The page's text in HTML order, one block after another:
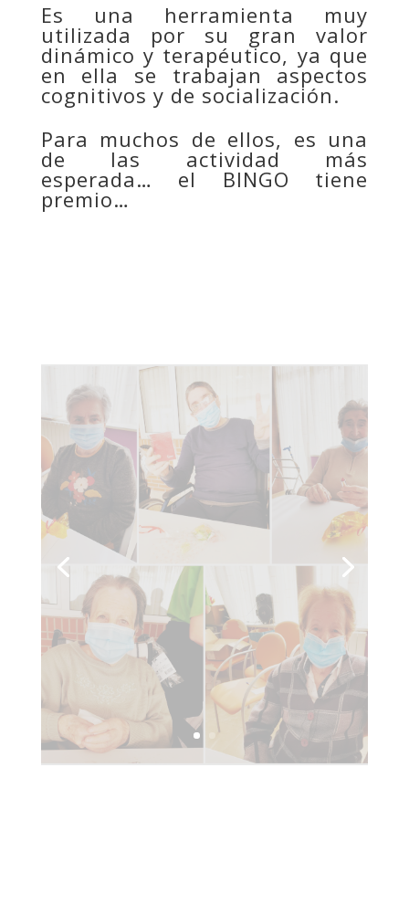
Es una herramienta muy
utilizada por su gran valor
dinámico y terapéutico, ya que
en ella se trabajan aspectos
cognitivos y de socialización.
Para muchos de ellos, es una
de las actividad más
esperada… el BINGO tiene
premio…